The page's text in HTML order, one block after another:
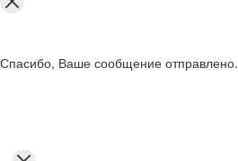
Спасибо, Ваше сообщение отправлено.